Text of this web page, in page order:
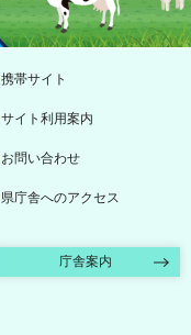
携帯サイト
サイト利用案内
お問い合わせ
県庁舎へのアクセス
庁舎案内